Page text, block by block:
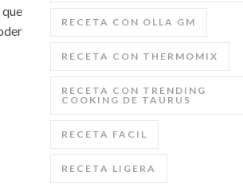
que
RECETA CON OLLA GM
RECETA CON THERMOMIX
RECETA CON TRENDING
COOKING DE TAURUS
RECETA FACIL
RECETA LIGERA